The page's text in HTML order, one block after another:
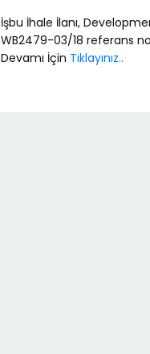
İşbu İhale İlanı,
WB2479-03/18 referans
Devamı İçin Tıklayınız..